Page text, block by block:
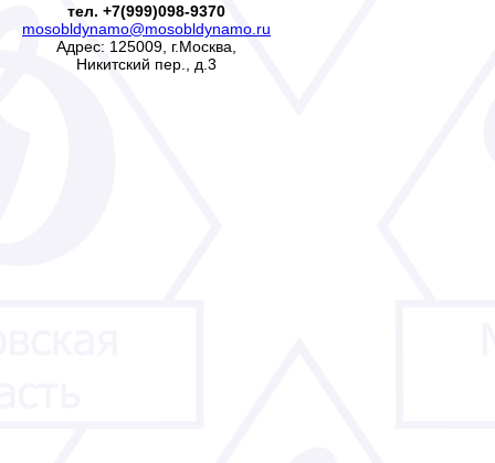
тел. +7(999)098-9370
mosobldynamo@mosobldynamo.ru
Адрес: 125009, г.Москва,
Никитский пер., д.3